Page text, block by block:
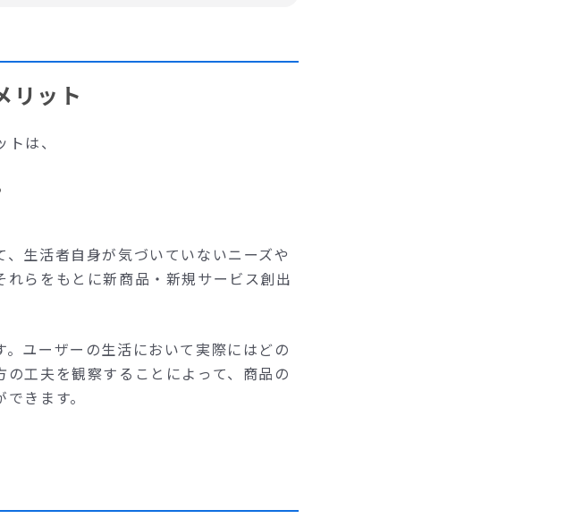
リット
は、
生活者自身が気づいていないニーズや
らをもとに新商品・新規サービス創出
ユーザーの生活において実際にはどの
工夫を観察することによって、商品の
きます。